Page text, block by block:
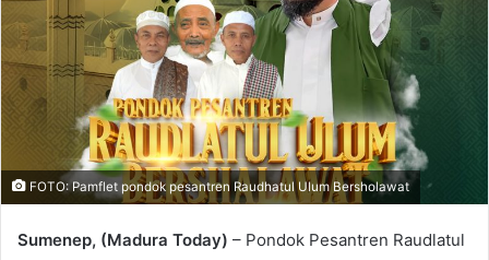
n
e
m
i
l
FOTO: Pamflet pondok pesantren Raudhatul Ulum Bersholawat
Sumenep, (Madura Today) – Pondok Pesantren Raudlatul